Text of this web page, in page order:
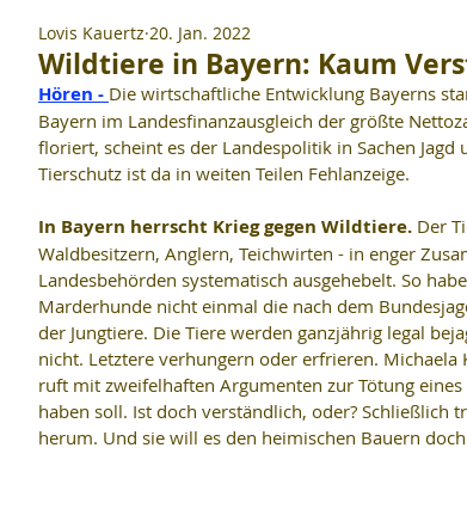
Wildtiere in Bayern: Kaum
Lovis Kauertz 20. Jan. 2022
Hören - Die wirtschaftliche Entwicklung Bayerns
Bayern im Landesfinanzausgleich der größte
floriert, scheint es der Landespolitik in Sachen
Tierschutz ist da in weiten Teilen Fehlanzeige.
In Bayern herrscht Krieg gegen Wildtiere. Der
Waldbesitzern, Anglern, Teichwirten - in enger
Landesbehörden systematisch ausgehebelt. So
Marderhunde nicht einmal die nach dem
der Jungtiere. Die Tiere werden ganzjährig legal
nicht. Letztere verhungern oder erfrieren.
ruft mit zweifelhaften Argumenten zur Tötung
haben soll. Ist doch verständlich, oder?
herum. Und sie will es den heimischen Bauern